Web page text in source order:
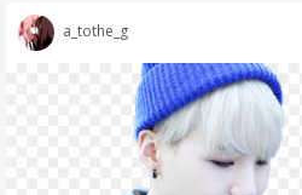
a_tothe_g